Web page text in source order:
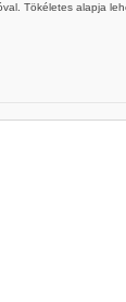
Tökéletes alapja